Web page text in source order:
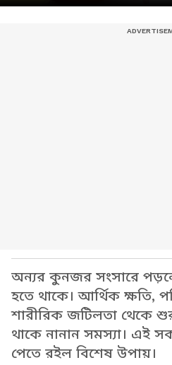
অন্যর কুনজর সংসারে
হতে থাকে। আর্থিক ক্ষতি,
শারীরিক জটিলতা থেকে
থাকে নানান সমস্যা। এই
পেতে রইল বিশেষ উপায়।